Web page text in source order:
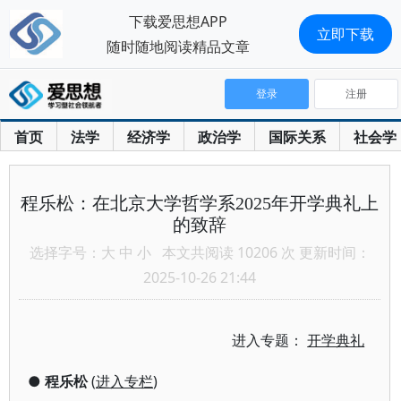
首页 法学 经济学 政治学 国际关系 社会学
登录 注册
程乐松：在北京大学哲学系2025年开学典礼上
的致辞
选择字号： 大 中 小 本文共阅读 10206 次 更新时间：
2025-10-26 21:44
进入专题：开学典礼
● 程乐松(进入专栏)
下载爱思想APP
随时随地阅读精品文章
立即下载